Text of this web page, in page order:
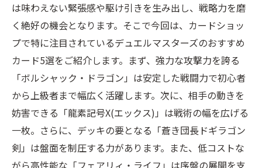
は味わえない緊張感や駆け引きを生み出し、戦略力を磨
く絶好の機会となります。そこで今回は、カードショッ
プで特に注目されているデュエルマスターズのおすすめ
カード5選をご紹介します。まず、強力な攻撃力を誇る
「ボルシャック・ドラゴン」は安定した戦闘力で初心者
から上級者まで幅広く活躍します。次に、相手の動きを
妨害できる「龍素記号X(エックス)」は戦術の幅を広げる
一枚。さらに、デッキの要となる「蒼き団長ドギラゴン
剣」は盤面を制圧する力があります。また、低コストな
がら高性能な「フェアリィ・ライフ」は序盤の展開を支